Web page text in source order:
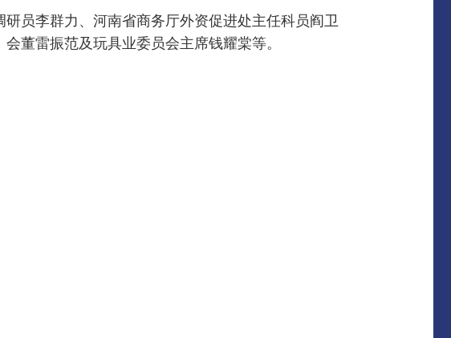
员李群力、河南省商务厅外资促进处主任科员阎卫
董雷振范及玩具业委员会主席钱耀棠等。